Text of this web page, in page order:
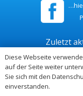
Zuletzt
Diese Webseite
auf der Seite weiter
Sie sich mit den
einverstanden.